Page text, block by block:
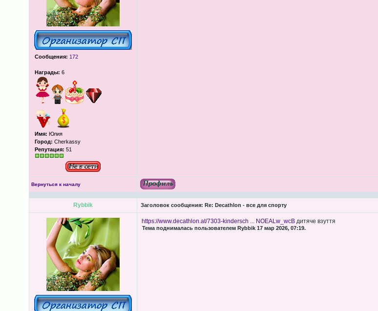
Сообщения: 172
Награды: 6
Имя: Юлия
Город: Cherkassy
Репутация: 51
Вернуться к началу
Rybbik Заголовок сообщения: Re: Decathlon - все для спорту
https://www.decathlon.at/7303-kindersch ... NOEALw_wcBдитяче взуття
Тема поднималась пользователем Rybbik 17 мар 2026, 07:19.